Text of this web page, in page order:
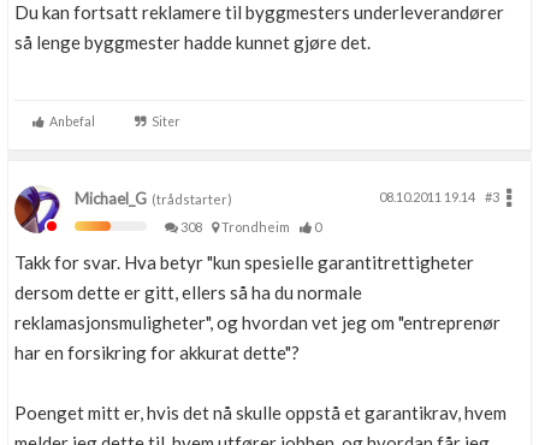
Du kan fortsatt reklamere til byggmesters underleverandører
så lenge byggmester hadde kunnet gjøre det.
Anbefal Siter
Michael_G (trådstarter) 08.10.2011 19.14
#3
308
Trondheim 0
Takk for svar. Hva betyr "kun spesielle garantitrettigheter
dersom dette er gitt, ellers så ha du normale
reklamasjonsmuligheter", og hvordan vet jeg om "entreprenør
har en forsikring for akkurat dette"?
Poenget mitt er, hvis det nå skulle oppstå et garantikrav, hvem